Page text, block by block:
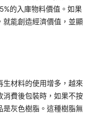
的入庫物料價值。如果
就能創造經濟價值，並顯
生材料的使用增多，越來
消費後包裝時，如果不按
是灰色樹脂。這種樹脂無